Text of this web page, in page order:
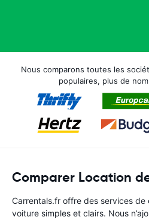
Nous comparons toutes les
populaires, plus de
Comparer Location
Carrentals.fr offre des services
voiture simples et clairs. Nous